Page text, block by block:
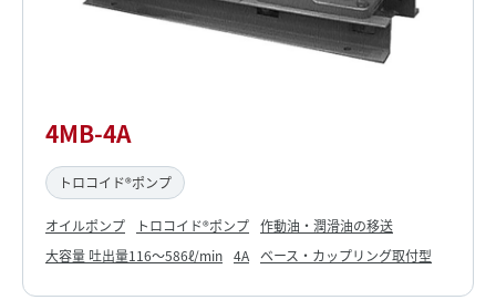
4MB-4A
トロコイド®ポンプ
オイルポンプ トロコイド®ポンプ 作動油・潤滑油の移送
大容量 吐出量116～586ℓ/min 4A ベース・カップリング取付型